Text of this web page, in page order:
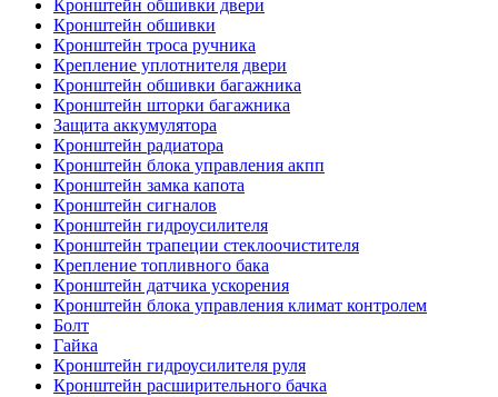
Кронштейн обшивки двери
Кронштейн обшивки
Кронштейн троса ручника
Крепление уплотнителя двери
Кронштейн обшивки багажника
Кронштейн шторки багажника
Защита аккумулятора
Кронштейн радиатора
Кронштейн блока управления акпп
Кронштейн замка капота
Кронштейн сигналов
Кронштейн гидроусилителя
Кронштейн трапеции стеклоочистителя
Крепление топливного бака
Кронштейн датчика ускорения
Кронштейн блока управления климат контролем
Болт
Гайка
Кронштейн гидроусилителя руля
Кронштейн расширительного бачка